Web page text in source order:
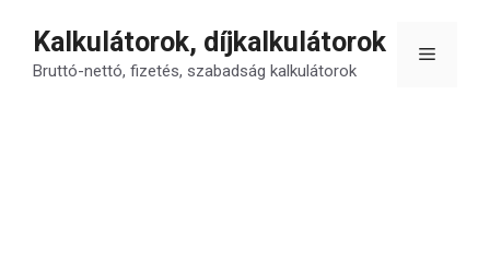
tartalomba
Kalkulátorok, díjkalkulátorok
Bruttó-nettó, fizetés, szabadság kalkulátorok
Menü